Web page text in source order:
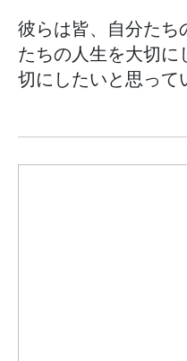
彼らは皆、自分たち
たちの人生を大切に
切にしたいと思って